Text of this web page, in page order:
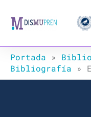
Portada »
Bibliografía »